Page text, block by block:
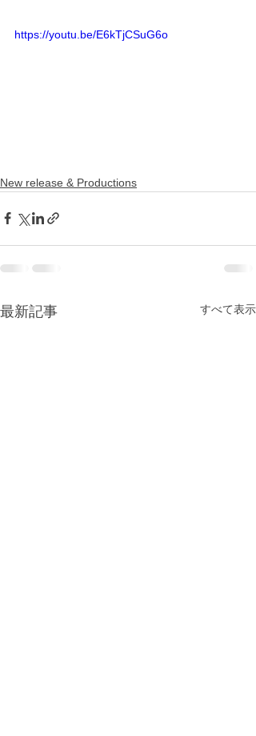
https://youtu.be/E6kTjCSuG6o
New release & Productions
最新記事 すべて表示